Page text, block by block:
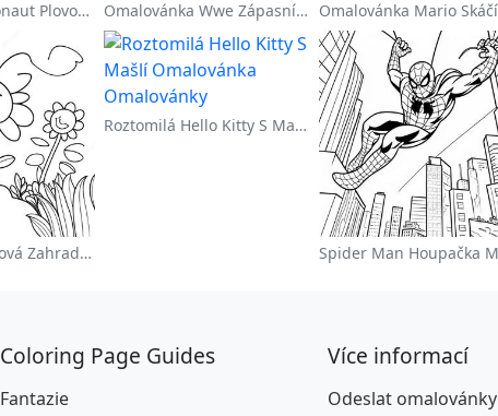
Roztomilý Astronaut Plovoucí Ve Vesmíru Na Omalovánce Omalovánka Wwe Zápasník Skáčící Na Protivníka
Barevná Květinová Zahrada Na Omalovánce
Roztomilá Hello Kitty S Mašlí Omalovánka
Coloring Page Guides
Fantazie
Více informací
Odeslat omalovánky